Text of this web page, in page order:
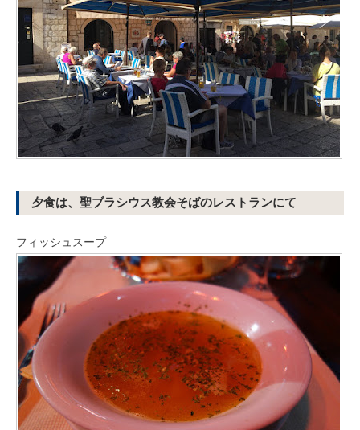
夕食は、聖ブラシウス教会そばのレストランにて
フィッシュスープ